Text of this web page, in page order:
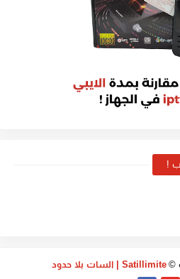
!
© Satillimite | السات بلا حدود